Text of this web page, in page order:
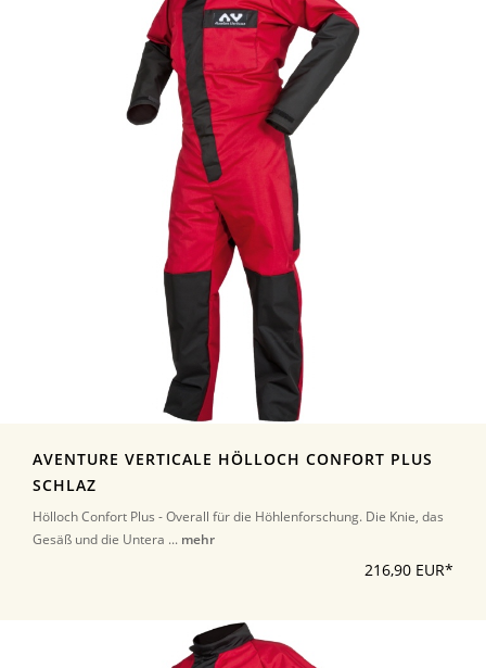
AVENTURE VERTICALE HÖLLOCH CONFORT PLUS
SCHLAZ
Hölloch Confort Plus - Overall für die Höhlenforschung. Die Knie, das
Gesäß und die Untera ... mehr
216,90 EUR*